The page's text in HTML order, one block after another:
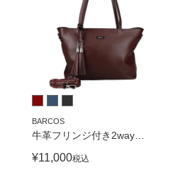
BARCOS
牛革フリンジ付き2way
¥11,000税込